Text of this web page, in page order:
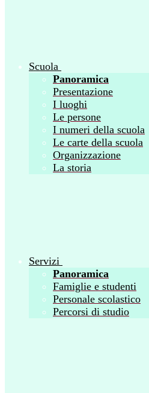
Scuola
Panoramica
Presentazione
I luoghi
Le persone
I numeri della scuola
Le carte della scuola
Organizzazione
La storia
Servizi
Panoramica
Famiglie e studenti
Personale scolastico
Percorsi di studio